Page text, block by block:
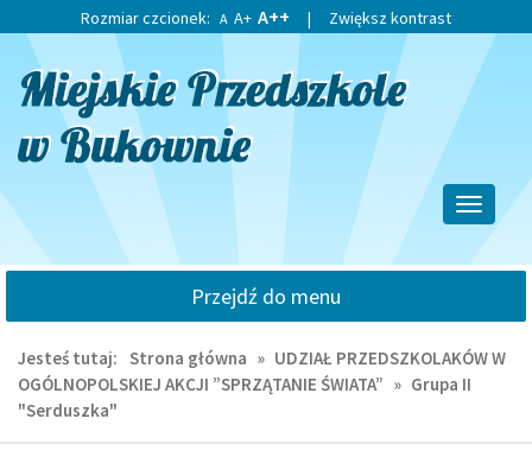
do
głównej
treści
do
wyszukiwarki
Rozmiar czcionek: A A+ A++ | Zwiększ kontrast
Przełącz
Przejdź do menu
Jesteś tutaj: Strona główna » UDZIAŁ PRZEDSZKOLAKÓW W
OGÓLNOPOLSKIEJ AKCJI ”SPRZĄTANIE ŚWIATA” » Grupa II
"Serduszka"